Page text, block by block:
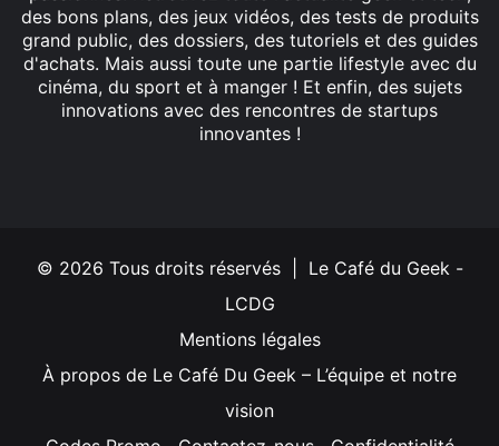
des bons plans, des jeux vidéos, des tests de produits
grand public, des dossiers, des tutoriels et des guides
d'achats. Mais aussi toute une partie lifestyle avec du
cinéma, du sport et à manger ! Et enfin, des sujets
innovations avec des rencontres de startups
innovantes !
© 2026 Tous droits réservés | Le Café du Geek -
LCDG
Mentions légales
À propos de Le Café Du Geek – L’équipe et notre
vision